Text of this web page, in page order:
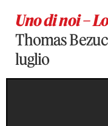
Uno di noi –
Thomas
luglio